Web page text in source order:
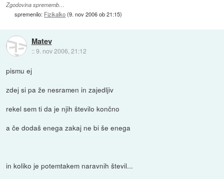
Zgodovina sprememb…
spremenilo: Fizikalko(9. nov 2006 ob 21:15)
Matev
::9. nov 2006, 21:12
pismu ej
zdej si pa že nesramen in zajedljiv
rekel sem ti da je njih število končno
a če dodaš enega zakaj ne bi še enega
in koliko je potemtakem naravnih števil...